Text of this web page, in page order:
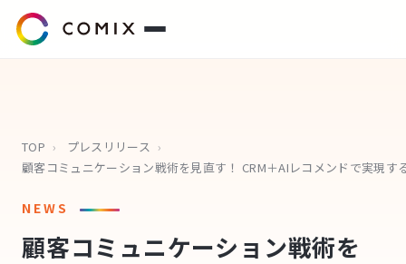
プレスリリース
代表挨拶
TOP › プレスリリース ›
NEWS
顧客コミュニケーション戦術を